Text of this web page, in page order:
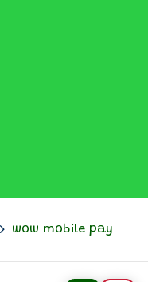
wow mobile pay